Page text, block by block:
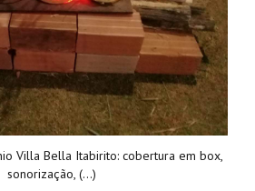
Villa Bella Itabirito: cobertura em box,
sonorização, (...)